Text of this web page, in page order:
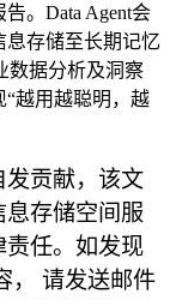
。Data Agent会
息存储至长期记忆
数据分析及洞察
越用越聪明，越
发贡献，该文
存储空间服
责任。如发现
， 请发送邮件